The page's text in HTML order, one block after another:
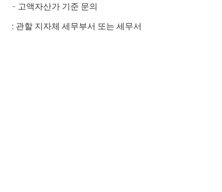
- 고액자산가 기준 문의
: 관할 지자체 세무부서 또는 세무서